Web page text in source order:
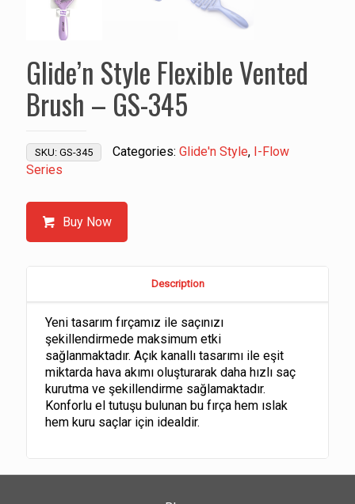
Glide’n Style Flexible Vented
Brush – GS-345
SKU: GS-345 Categories: Glide'n Style, I-Flow
Series
Buy Now
Description
Yeni tasarım fırçamız ile saçınızı
şekillendirmede maksimum etki
sağlanmaktadır. Açık kanallı tasarımı ile eşit
miktarda hava akımı oluşturarak daha hızlı saç
kurutma ve şekillendirme sağlamaktadır.
Konforlu el tutuşu bulunan bu fırça hem ıslak
hem kuru saçlar için idealdir.